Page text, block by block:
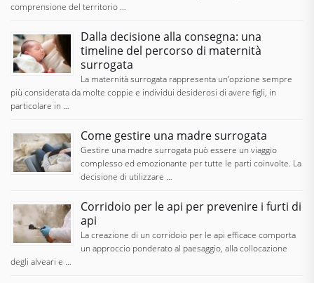
comprensione del territorio …
Dalla decisione alla consegna: una
timeline del percorso di maternità
surrogata
La maternità surrogata rappresenta un’opzione sempre
più considerata da molte coppie e individui desiderosi di avere figli, in
particolare in …
Come gestire una madre surrogata
Gestire una madre surrogata può essere un viaggio
complesso ed emozionante per tutte le parti coinvolte. La
decisione di utilizzare …
Corridoio per le api per prevenire i furti di
api
La creazione di un corridoio per le api efficace comporta
un approccio ponderato al paesaggio, alla collocazione
degli alveari e …